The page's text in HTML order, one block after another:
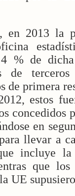
en 2013 la
% de
de
de primera
estos
concedidos
en
llevar a
incluye la
que
UE